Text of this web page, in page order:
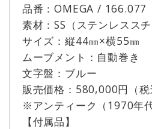
品番：OMEGA / 166.077
素材：SS（ステンレススチ
サイズ：縦44㎜×横55㎜
ムーブメント：自動巻き
文字盤：ブルー
販売価格：580,000円（税
※アンティーク（1970年代
【付属品】